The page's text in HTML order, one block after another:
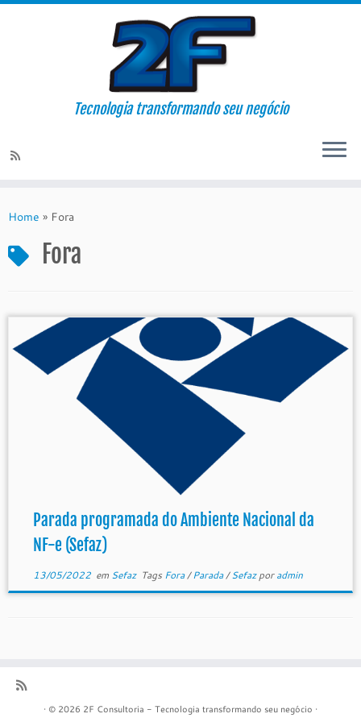
Tecnologia transformando seu negócio
Home » Fora
Fora
Parada programada do Ambiente Nacional da
NF-e (Sefaz)
13/05/2022em Sefaz Tags Fora/Parada/Sefazporadmin
· © 2026 2F Consultoria - Tecnologia transformando seu negócio ·